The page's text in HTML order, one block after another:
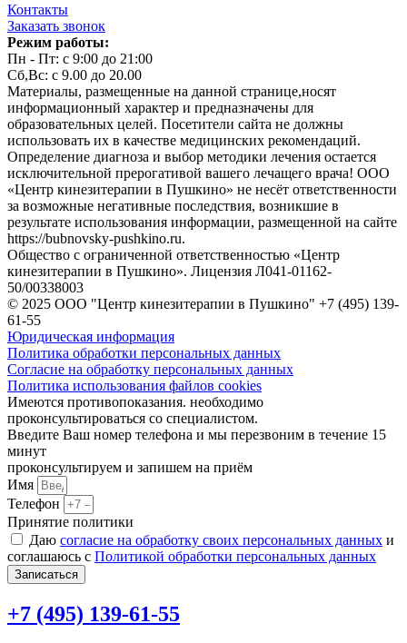
Контакты
Заказать звонок
Режим работы:
Пн - Пт: с 9:00 до 21:00
Сб,Вс: с 9.00 до 20.00
Материалы, размещенные на данной странице,носят
информационный характер и предназначены для
образовательных целей. Посетители сайта не должны
использовать их в качестве медицинских рекомендаций.
Определение диагноза и выбор методики лечения остается
исключительной прерогативой вашего лечащего врача! ООО
«Центр кинезитерапии в Пушкино» не несёт ответственности
за возможные негативные последствия, возникшие в
результате использования информации, размещенной на сайте
https://bubnovsky-pushkino.ru.
Общество с ограниченной ответственностью «Центр
кинезитерапии в Пушкино». Лицензия Л041-01162-
50/00338003
© 2025 ООО "Центр кинезитерапии в Пушкино" +7 (495) 139-
61-55
Юридическая информация
Политика обработки персональных данных
Согласие на обработку персональных данных
Политика использования файлов cookies
Имеются противопоказания. необходимо
проконсультироваться со специалистом.
Введите Ваш номер телефона и мы перезвоним в течение 15
минут
проконсультируем и запишем на приём
Имя
Телефон
Принятие политики
Даю согласие на обработку своих персональных данных и
соглашаюсь с Политикой обработки персональных данных
Записаться
+7 (495) 139-61-55